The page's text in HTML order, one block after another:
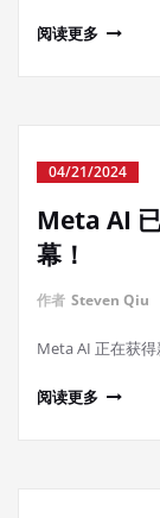
阅读更多
04/21/2024
Meta AI
幕！
作者 Steven Qiu
Meta AI 正在获
阅读更多